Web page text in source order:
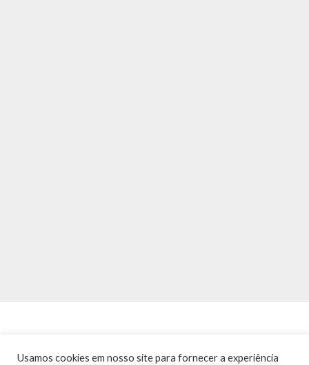
Usamos cookies em nosso site para fornecer a experiência